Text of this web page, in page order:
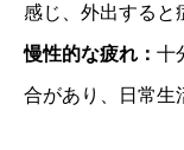
感じ、外出すると
慢性的な疲れ： 十
合があり、日常生